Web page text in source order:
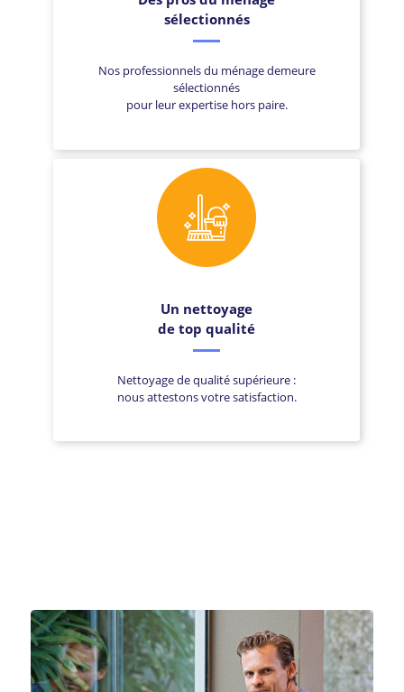
sélectionnés
Nos professionnels du ménage demeure
sélectionnés
pour leur expertise hors paire.
Un nettoyage
de top qualité
Nettoyage de qualité supérieure :
nous attestons votre satisfaction.